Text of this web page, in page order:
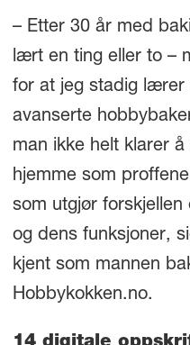
– Etter 30 år med
lært en ting eller to –
for at jeg stadig lærer
avanserte
man ikke helt klarer
hjemme som
som utgjør
og dens funksjoner,
kjent som mannen
Hobbykokken.no.